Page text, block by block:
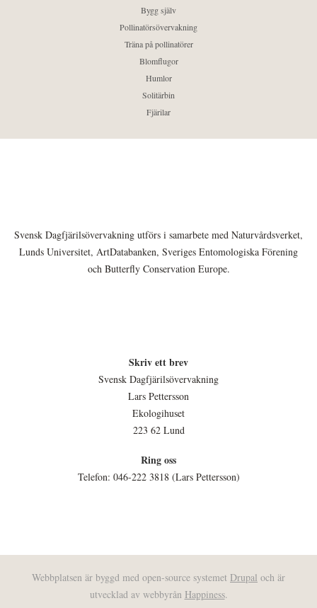
Bygg själv
Pollinatörsövervakning
Träna på pollinatörer
Blomflugor
Humlor
Solitärbin
Fjärilar
Svensk Dagfjärilsövervakning utförs i samarbete med Naturvårdsverket,
Lunds Universitet, ArtDatabanken, Sveriges Entomologiska Förening
och Butterfly Conservation Europe.
Skriv ett brev
Svensk Dagfjärilsövervakning
Lars Pettersson
Ekologihuset
223 62 Lund
Ring oss
Telefon: 046-222 3818 (Lars Pettersson)
Webbplatsen är byggd med open-source systemet Drupal och är
utvecklad av webbyrån Happiness.